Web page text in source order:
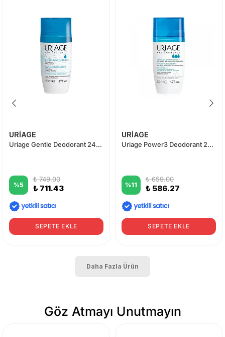
URİAGE
Uriage Gentle Deodorant 24h 50ml
%5
₺ 749.00
₺ 711.43
SEPETE EKLE
URİAGE
Uriage Power3 Deodorant 24h 50ml
%11
₺ 659.00
₺ 586.27
SEPETE EKLE
Daha Fazla Ürün
Göz Atmayı Unutmayın